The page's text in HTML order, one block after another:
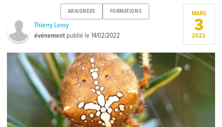
ARAIGNEES FORMATIONS
Thierry Leroy
événement publié le14/02/2022
MARS
3
2022